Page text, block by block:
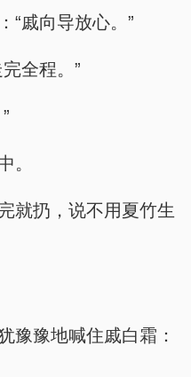
“戚向导放心。”
全程。”
。
就扔，说不用夏竹生
豫豫地喊住戚白霜：